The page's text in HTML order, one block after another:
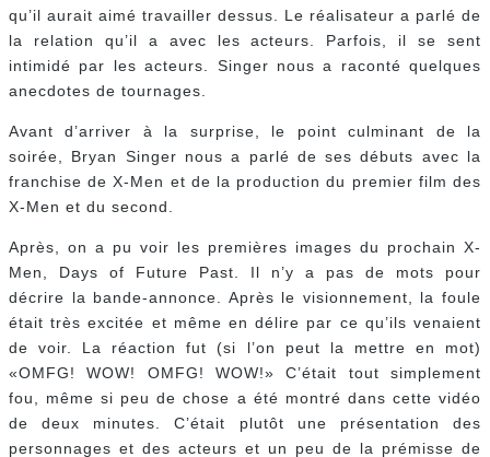
qu’il aurait aimé travailler dessus. Le réalisateur a parlé de
la relation qu’il a avec les acteurs. Parfois, il se sent
intimidé par les acteurs. Singer nous a raconté quelques
anecdotes de tournages.
Avant d’arriver à la surprise, le point culminant de la
soirée, Bryan Singer nous a parlé de ses débuts avec la
franchise de X-Men et de la production du premier film des
X-Men et du second.
Après, on a pu voir les premières images du prochain X-
Men, Days of Future Past. Il n’y a pas de mots pour
décrire la bande-annonce. Après le visionnement, la foule
était très excitée et même en délire par ce qu’ils venaient
de voir. La réaction fut (si l’on peut la mettre en mot)
«OMFG! WOW! OMFG! WOW!» C’était tout simplement
fou, même si peu de chose a été montré dans cette vidéo
de deux minutes. C’était plutôt une présentation des
personnages et des acteurs et un peu de la prémisse de